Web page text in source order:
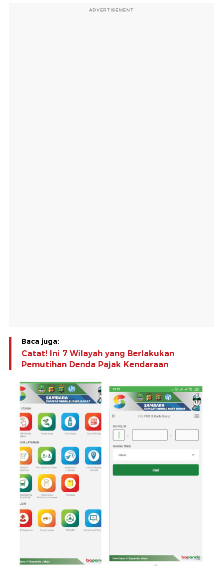
ADVERTISEMENT
Baca juga:
Catat! Ini 7 Wilayah yang Berlakukan
Pemutihan Denda Pajak Kendaraan